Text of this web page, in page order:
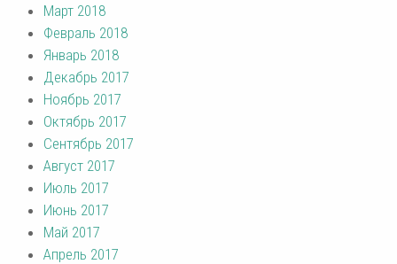
Март 2018
Февраль 2018
Январь 2018
Декабрь 2017
Ноябрь 2017
Октябрь 2017
Сентябрь 2017
Август 2017
Июль 2017
Июнь 2017
Май 2017
Апрель 2017